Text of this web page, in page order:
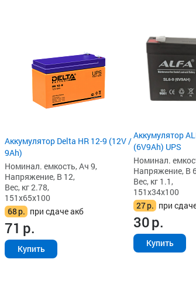
Аккумулятор Delta HR 12-9 (12V /
9Ah)
Номинал. емкость, Ач 9,
Напряжение, В 12,
Вес, кг 2.78,
151x65x100
68р. при сдаче акб
71 р.
Купить
Аккумулятор
(6V9Ah) UPS
Номинал.
Напряжение, В
Вес, кг 1.1,
151x34x100
27р. при
30р.
Купить